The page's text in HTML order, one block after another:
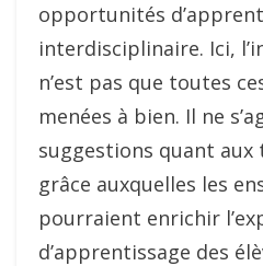
opportunités
interdisciplinaire. Ici,
n’est pas que toutes
menées à bien. Il ne
suggestions quant aux
grâce auxquelles les
pourraient enrichir
d’apprentissage des